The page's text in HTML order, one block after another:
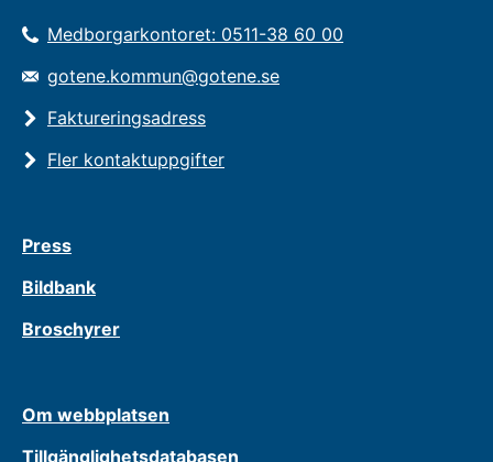
Medborgarkontoret: 0511-38 60 00
gotene.kommun@gotene.se
Faktureringsadress
Fler kontaktuppgifter
Press
Bildbank
Broschyrer
Om webbplatsen
Tillgänglighetsdatabasen